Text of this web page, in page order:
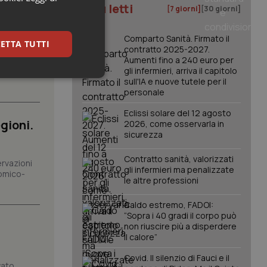
dei
di
I più letti [7 giorni] [30 giorni]
Comparto Sanità. Firmato il
contratto 2025-2027.
Aumenti fino a 240 euro per
gli infermieri, arriva il capitolo
sull'IA e nuove tutele per il
personale
Eclissi solare del 12 agosto
2026, come osservarla in
sicurezza
Contratto sanità, valorizzati
gli infermieri ma penalizzate
le altre professioni
Caldo estremo, FADOI:
“Sopra i 40 gradi il corpo può
non riuscire più a disperdere
il calore”
Covid. Il silenzio di Fauci e il
TUTTI
sulle pagine
le
che le loro